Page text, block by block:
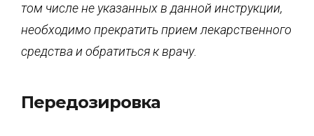
том числе не указанных в данной инструкции,
необходимо прекратить прием лекарственного
средства и обратиться к врачу.
Передозировка